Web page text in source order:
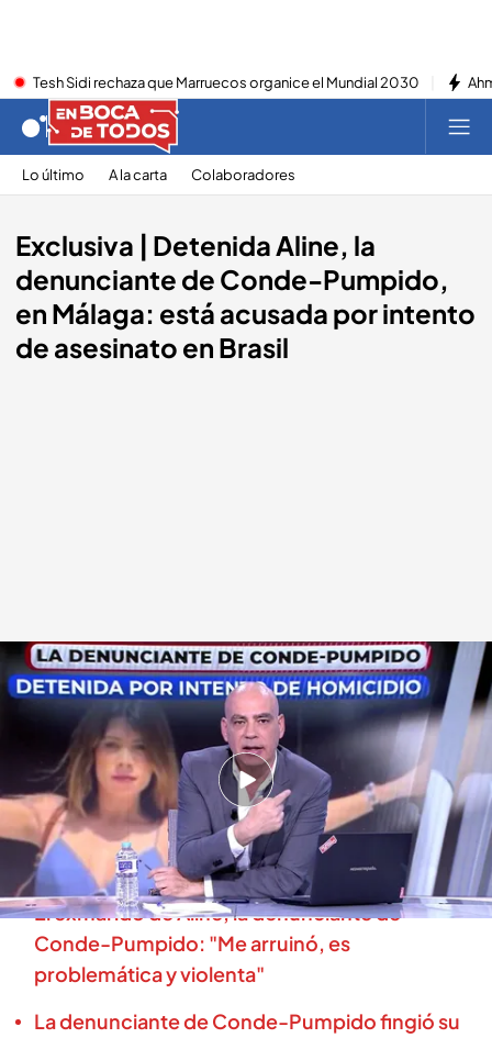
Tesh Sidi rechaza que Marruecos organice el Mundial 2030
Lo último A la carta Colaboradores
Exclusiva | Detenida Aline, la
denunciante de Conde-Pumpido,
en Málaga: está acusada por intento
de asesinato en Brasil
Nacho Abad, presentador de 'En boca de todos'
En boca de todos
12 DIC 2023 - 14:41h.
Aline, la mujer que denunció a Conde-
Pumpido, en busca y captura por intento de
asesinato en Brasil
El exmarido de Aline, la denunciante de
Conde-Pumpido: "Me arruinó, es
problemática y violenta"
La denunciante de Conde-Pumpido fingió su